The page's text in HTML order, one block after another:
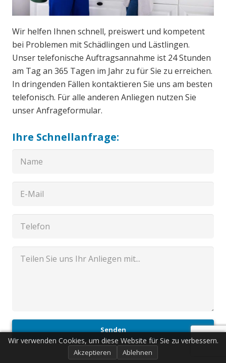
Wir helfen Ihnen schnell, preiswert und kompetent
bei Problemen mit Schädlingen und Lästlingen.
Unser telefonische Auftragsannahme ist 24 Stunden
am Tag an 365 Tagen im Jahr zu für Sie zu erreichen.
In dringenden Fällen kontaktieren Sie uns am besten
telefonisch. Für alle anderen Anliegen nutzen Sie
unser Anfrageformular.
Ihre Schnellanfrage:
Senden
Wir verwenden Cookies, um diese Website für Sie zu verbessern.
Akzeptieren Ablehnen